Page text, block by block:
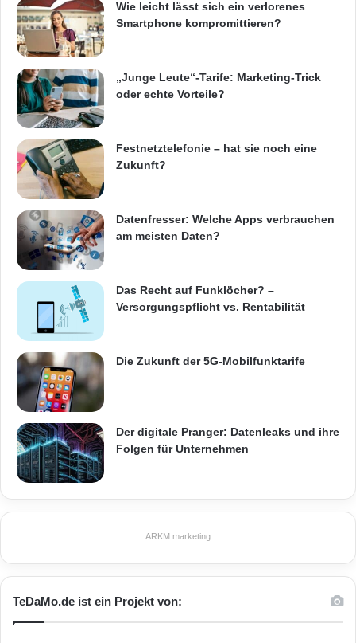
Wie leicht lässt sich ein verlorenes
Smartphone kompromittieren?
„Junge Leute“-Tarife: Marketing-Trick
oder echte Vorteile?
Festnetztelefonie – hat sie noch eine
Zukunft?
Datenfresser: Welche Apps verbrauchen
am meisten Daten?
Das Recht auf Funklöcher? –
Versorgungspflicht vs. Rentabilität
Die Zukunft der 5G-Mobilfunktarife
Der digitale Pranger: Datenleaks und ihre
Folgen für Unternehmen
ARKM.marketing
TeDaMo.de ist ein Projekt von: